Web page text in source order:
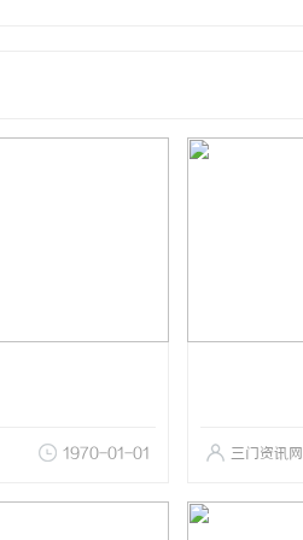
1970-01-01 三门资讯网